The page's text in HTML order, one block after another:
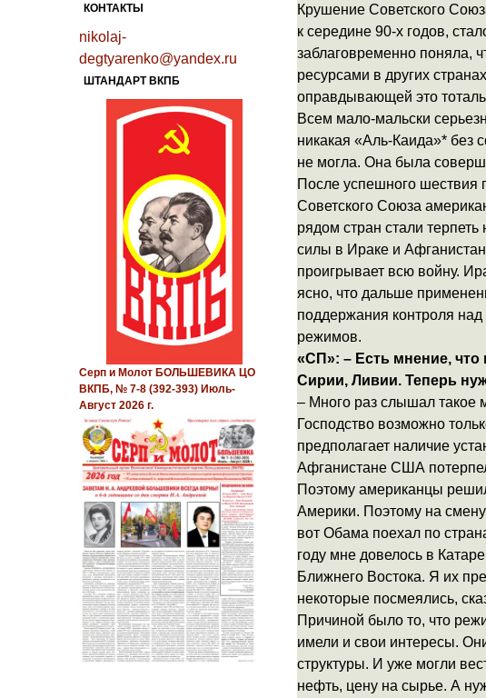
Крушение Советского
к середине 90-х годов,
заблаговременно поняла,
ресурсами в других
оправдывающей это
Всем мало-мальски
никакая «Аль-Каида»* без
не могла. Она была
После успешного шествия
Советского Союза
рядом стран стали
силы в Ираке и
проигрывает всю войну.
ясно, что дальше
поддержания контроля
режимов.
«СП»: – Есть мнение,
Сирии, Ливии. Теперь
– Много раз слышал такое
Господство возможно
предполагает наличие
Афганистане США
Поэтому американцы
Америки. Поэтому на
вот Обама поехал по
году мне довелось в
Ближнего Востока. Я их
некоторые посмеялись,
Причиной было то, что
имели и свои интересы.
структуры. И уже могли
нефть, цену на сырье. А
КОНТАКТЫ
nikolaj-
degtyarenko@yandex.ru
ШТАНДАРТ ВКПБ
Серп и Молот БОЛЬШЕВИКА ЦО
ВКПБ, № 7-8 (392-393) Июль-
Август 2026 г.